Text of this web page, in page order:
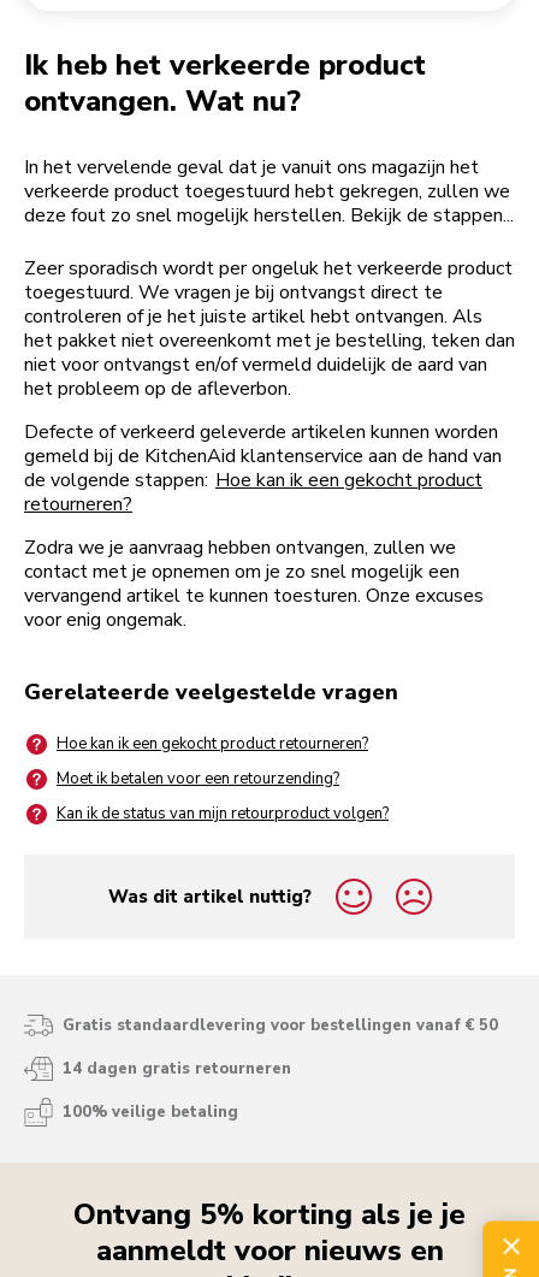
Ik heb het verkeerde product
ontvangen. Wat nu?
In het vervelende geval dat je vanuit ons magazijn het
verkeerde product toegestuurd hebt gekregen, zullen we
deze fout zo snel mogelijk herstellen. Bekijk de stappen...
Zeer sporadisch wordt per ongeluk het verkeerde product
toegestuurd. We vragen je bij ontvangst direct te
controleren of je het juiste artikel hebt ontvangen. Als
het pakket niet overeenkomt met je bestelling, teken dan
niet voor ontvangst en/of vermeld duidelijk de aard van
het probleem op de afleverbon.
Defecte of verkeerd geleverde artikelen kunnen worden
gemeld bij de KitchenAid klantenservice aan de hand van
de volgende stappen: Hoe kan ik een gekocht product
retourneren?
Zodra we je aanvraag hebben ontvangen, zullen we
contact met je opnemen om je zo snel mogelijk een
vervangend artikel te kunnen toesturen. Onze excuses
voor enig ongemak.
Gerelateerde veelgestelde vragen
Hoe kan ik een gekocht product retourneren?
Moet ik betalen voor een retourzending?
Kan ik de status van mijn retourproduct volgen?
Was dit artikel nuttig?
yes
no
Gratis standaardlevering voor bestellingen vanaf € 50
14 dagen gratis retourneren
100% veilige betaling
Ontvang 5% korting als je je
aanmeldt voor nieuws en